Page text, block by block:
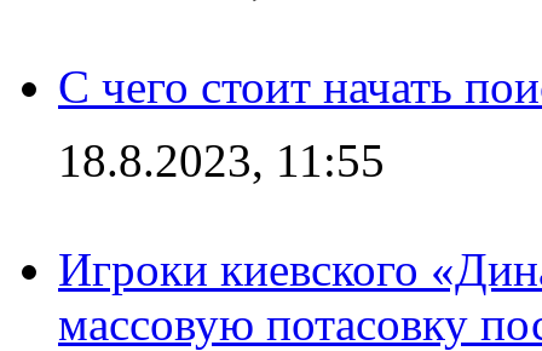
С чего стоит начать
18.8.2023, 11:55
Игроки киевского
массовую потасовку